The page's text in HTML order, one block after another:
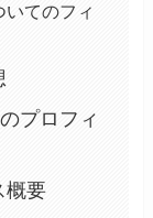
いてのフィ
プロフィ
概要